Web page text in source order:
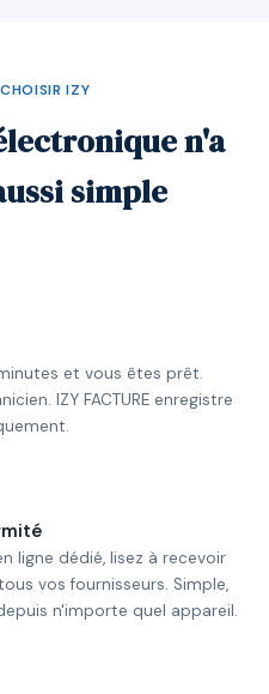
IZY
n'a
simple
et vous êtes prêt.
IZY FACTURE enregistre
ligne dédié, lisez à recevoir
vos fournisseurs. Simple,
n'importe quel appareil.